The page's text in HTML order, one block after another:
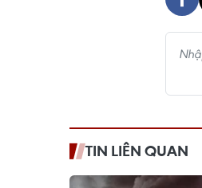
TIN LIÊN QUAN